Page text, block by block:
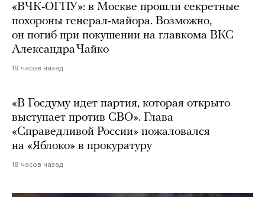
«ВЧК-ОГПУ»: в Москве прошли секретные
похороны генерал-майора. Возможно,
он погиб при покушении на главкома ВКС
Александра Чайко
19 часов назад
«В Госдуму идет партия, которая открыто
выступает против СВО». Глава
«Справедливой России» пожаловался
на «Яблоко» в прокуратуру
18 часов назад